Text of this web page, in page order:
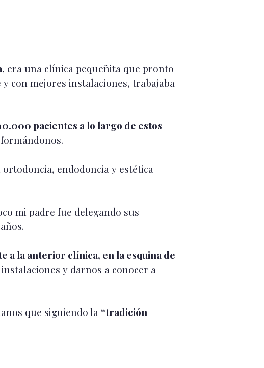
, era una clínica pequeñita que pronto
con mejores instalaciones, trabajaba
pacientes a lo largo de estos
endodoncia y estética
mi padre fue delegando sus
a la anterior clínica, en la esquina de
y darnos a conocer a
que siguiendo la “tradición